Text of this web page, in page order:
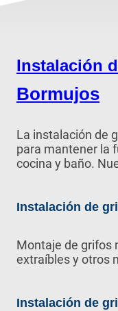
Instalación
Bormujos
La instalación de
para mantener la
cocina y baño.
Instalación de
Montaje de grifos
extraíbles y otros
Instalación de